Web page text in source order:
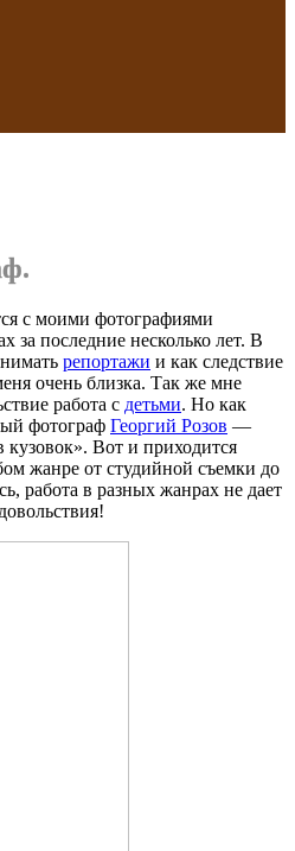
с моими фотографиями
за последние несколько лет. В
репортажи и как следствие
очень близка. Так же мне
работа с детьми. Но как
фотограф Георгий Розов —
кузовок». Вот и приходится
жанре от студийной съемки до
работа в разных жанрах не дает